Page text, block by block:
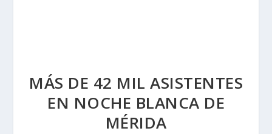
MÁS DE 42 MIL ASISTENTES
EN NOCHE BLANCA DE
MÉRIDA